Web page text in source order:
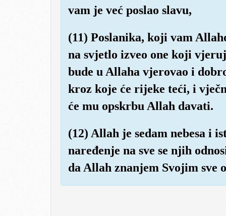
vam je već poslao slavu,
(11) Poslanika, koji vam
na svjetlo izveo one koji
bude u Allaha vjerovao i
kroz koje će rijeke teći, i
će mu opskrbu Allah davati.
(12) Allah je sedam nebesa i
naređenje na sve se njih
da Allah znanjem Svojim sve